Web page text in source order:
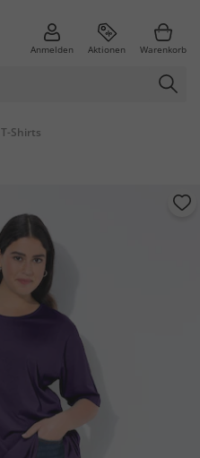
Anmelden Aktionen Warenkorb
T-Shirts